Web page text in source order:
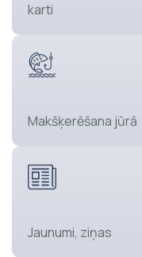
karti
Makšķerēšana jūrā
Jaunumi, ziņas